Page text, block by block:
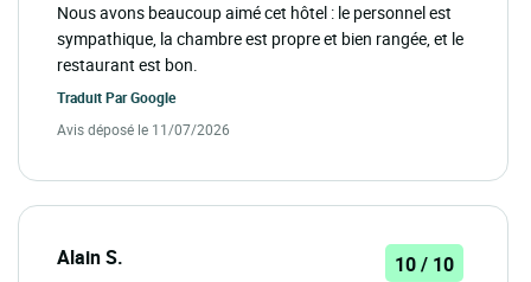
Nous avons beaucoup aimé cet hôtel : le personnel est
sympathique, la chambre est propre et bien rangée, et le
restaurant est bon.
Traduit ParGoogle
Avis déposé le 11/07/2026
Alain S. 10 / 10